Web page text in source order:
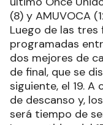
(8) y AMUVOCA
Luego de las tres
programadas
dos mejores de
de final, que se
siguiente, el 19.
de descanso y,
será tiempo de